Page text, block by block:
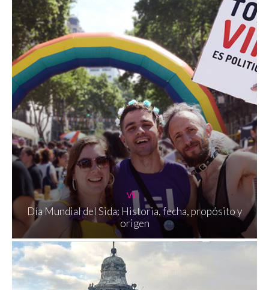
VIH
Día Mundial del Sida: Historia, fecha, propósito y
origen